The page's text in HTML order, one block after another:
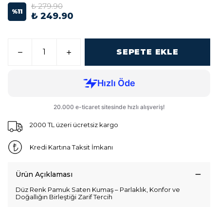
%11
₺ 279.90
₺ 249.90
SEPETE EKLE
2000 TL üzeri ücretsiz kargo
Kredi Kartına Taksit İmkanı
Ürün Açıklaması
Düz Renk Pamuk Saten Kumaş – Parlaklık, Konfor ve
Doğallığın Birleştiği Zarif Tercih